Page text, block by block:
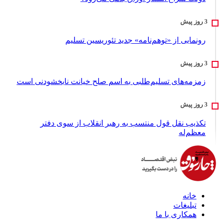
رونمایی از «توهم‌نامه» جدید تئور‌یسین تسلیم
زمزمه‌های تسلیم‌طلبی به اسم صلح خیانت نابخشودنی است
تکذیب نقل قول منتسب به رهبر انقلاب از سوی دفتر
معظم‌له
خانه
تبلیغات
همکاری با ما